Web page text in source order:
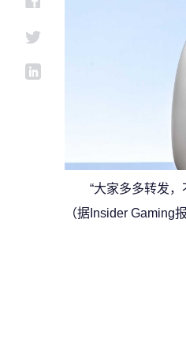
“大家多多转发
（据Insider Gaming